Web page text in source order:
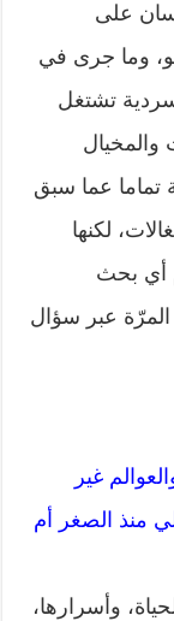
على
وما جرى في
تشتغل
تماما عما سبق
لكنها
أي بحث
عبر سؤال
غير
منذ الصغر أم
وأسرارها،